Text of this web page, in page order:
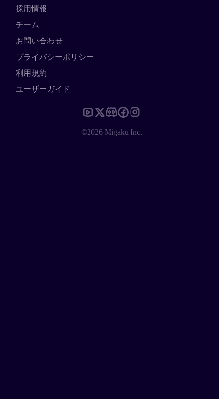
採用情報
チーム
お問い合わせ
プライバシーポリシー
利用規約
ユーザーガイド
©2026 Migaku Inc.